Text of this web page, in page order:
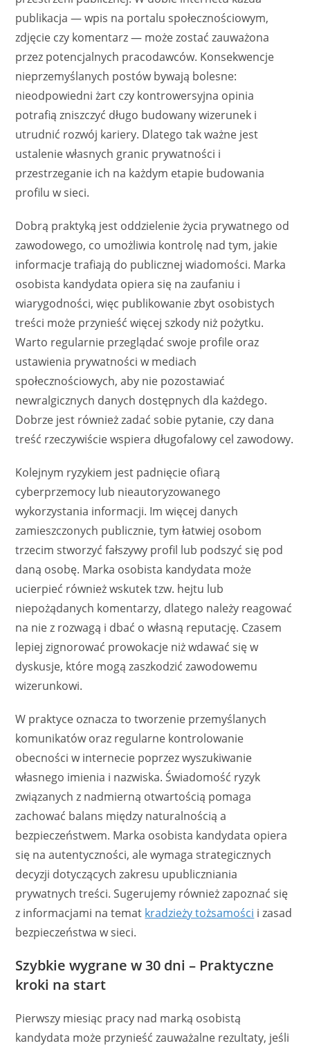
publikacja — wpis na portalu społecznościowym,
zdjęcie czy komentarz — może zostać zauważona
przez potencjalnych pracodawców. Konsekwencje
nieprzemyślanych postów bywają bolesne:
nieodpowiedni żart czy kontrowersyjna opinia
potrafią zniszczyć długo budowany wizerunek i
utrudnić rozwój kariery. Dlatego tak ważne jest
ustalenie własnych granic prywatności i
przestrzeganie ich na każdym etapie budowania
profilu w sieci.
Dobrą praktyką jest oddzielenie życia prywatnego od
zawodowego, co umożliwia kontrolę nad tym, jakie
informacje trafiają do publicznej wiadomości. Marka
osobista kandydata opiera się na zaufaniu i
wiarygodności, więc publikowanie zbyt osobistych
treści może przynieść więcej szkody niż pożytku.
Warto regularnie przeglądać swoje profile oraz
ustawienia prywatności w mediach
społecznościowych, aby nie pozostawiać
newralgicznych danych dostępnych dla każdego.
Dobrze jest również zadać sobie pytanie, czy dana
treść rzeczywiście wspiera długofalowy cel zawodowy.
Kolejnym ryzykiem jest padnięcie ofiarą
cyberprzemocy lub nieautoryzowanego
wykorzystania informacji. Im więcej danych
zamieszczonych publicznie, tym łatwiej osobom
trzecim stworzyć fałszywy profil lub podszyć się pod
daną osobę. Marka osobista kandydata może
ucierpieć również wskutek tzw. hejtu lub
niepożądanych komentarzy, dlatego należy reagować
na nie z rozwagą i dbać o własną reputację. Czasem
lepiej zignorować prowokacje niż wdawać się w
dyskusje, które mogą zaszkodzić zawodowemu
wizerunkowi.
W praktyce oznacza to tworzenie przemyślanych
komunikatów oraz regularne kontrolowanie
obecności w internecie poprzez wyszukiwanie
własnego imienia i nazwiska. Świadomość ryzyk
związanych z nadmierną otwartością pomaga
zachować balans między naturalnością a
bezpieczeństwem. Marka osobista kandydata opiera
się na autentyczności, ale wymaga strategicznych
decyzji dotyczących zakresu upubliczniania
prywatnych treści. Sugerujemy również zapoznać się
z informacjami na temat kradzieży tożsamości i zasad
bezpieczeństwa w sieci.
Szybkie wygrane w 30 dni – Praktyczne
kroki na start
Pierwszy miesiąc pracy nad marką osobistą
kandydata może przynieść zauważalne rezultaty, jeśli